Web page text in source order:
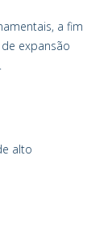
a fim
expansão
alto